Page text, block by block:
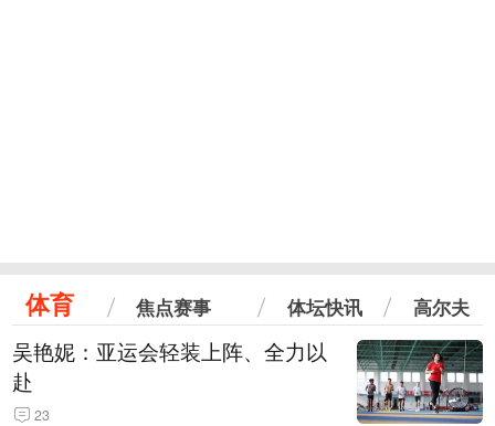
体育 焦点赛事 体坛快讯 高尔夫
吴艳妮：亚运会轻装上阵、全力以
赴
23